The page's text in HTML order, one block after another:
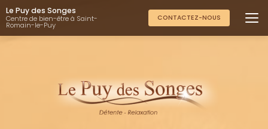
Aller
au
contenu
principal
Le Puy des Songes
Centre de bien-être à Saint-
Romain-le-Puy
CONTACTEZ-NOUS